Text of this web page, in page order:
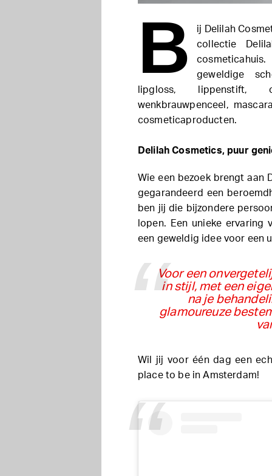
B
ij Delilah
collectie
geweldige
lipgloss, lippenstift,
wenkbrauwpenceel,
cosmeticaproducten.
Delilah Cosmetics, puur
Wie een bezoek brengt aan
gegarandeerd een
ben jij die bijzondere
lopen. Een unieke
een geweldig idee voor een
Voor een
in stijl, met een
na je
glamoureuze
Wil jij voor één dag een
place to be in Amsterdam!